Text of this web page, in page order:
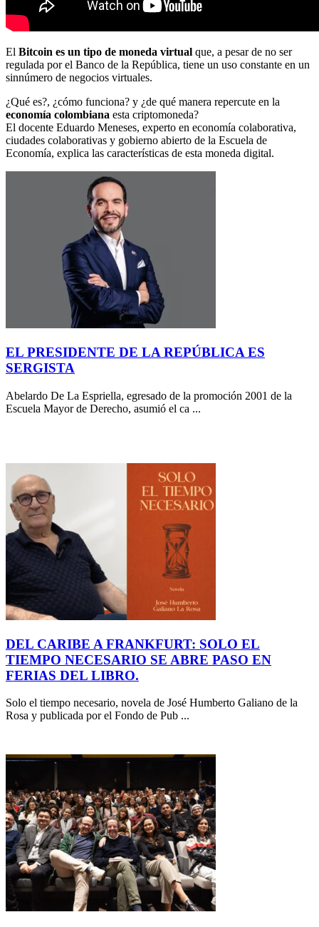
El Bitcoin es un tipo de moneda virtual que, a pesar de no ser
regulada por el Banco de la República, tiene un uso constante en un
sinnúmero de negocios virtuales.
¿Qué es?, ¿cómo funciona? y ¿de qué manera repercute en la
economía colombiana esta criptomoneda?
El docente Eduardo Meneses, experto en economía colaborativa,
ciudades colaborativas y gobierno abierto de la Escuela de
Economía, explica las características de esta moneda digital.
EL PRESIDENTE DE LA REPÚBLICA ES
SERGISTA
Abelardo De La Espriella, egresado de la promoción 2001 de la
Escuela Mayor de Derecho, asumió el ca ...
DEL CARIBE A FRANKFURT: SOLO EL
TIEMPO NECESARIO SE ABRE PASO EN
FERIAS DEL LIBRO.
Solo el tiempo necesario, novela de José Humberto Galiano de la
Rosa y publicada por el Fondo de Pub ...